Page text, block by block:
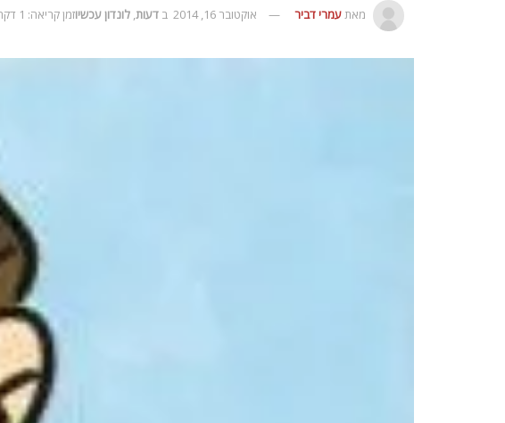
מאתעמרי דביר אוקטובר 16, 2014 ב דעות, לונדון עכשיוזמן קריאה: 1 דקת קריאה